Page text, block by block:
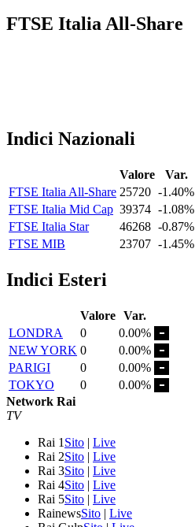
FTSE Italia All-Share
Indici Nazionali
Valore
Var.
FTSE Italia All-Share 25720 -1.40%
FTSE Italia Mid Cap 39374 -1.08%
FTSE Italia Star
46268 -0.87%
FTSE MIB
23707 -1.45%
Indici Esteri
Valore Var.
LONDRA
0
0.00%
NEW YORK 0
0.00%
PARIGI
0
0.00%
TOKYO
0
0.00%
Network Rai
TV
Rai 1 Sito | Live
Rai 2Sito | Live
Rai 3Sito | Live
Rai 4Sito | Live
Rai 5Sito | Live
RainewsSito | Live